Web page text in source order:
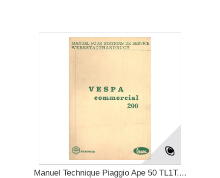
Manuel Technique Piaggio Ape 50 TL1T,...